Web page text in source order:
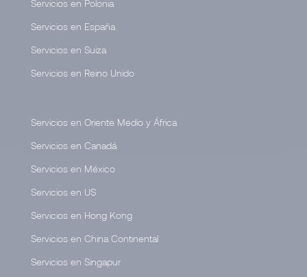
Servicios en Polonia
Servicios en España
Servicios en Suiza
Servicios en Reino Unido
Servicios en Oriente Medio y África
Servicios en Canadá
Servicios en México
Servicios en US
Servicios en Hong Kong
Servicios en China Continental
Servicios en Singapur